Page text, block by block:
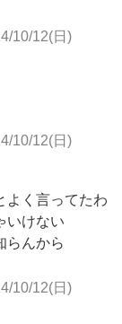
10/12(日)
10/12(日)
よく言ってたわ
いけない
らんから
10/12(日)